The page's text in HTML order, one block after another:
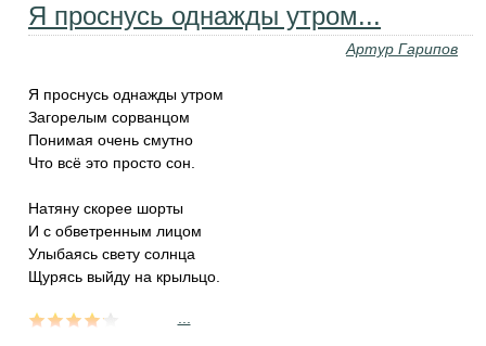
Я проснусь однажды утром...
Артур Гарипов
Я проснусь однажды утром
Загорелым сорванцом
Понимая очень смутно
Что всё это просто сон.
Натяну скорее шорты
И с обветренным лицом
Улыбаясь свету солнца
Щурясь выйду на крыльцо.